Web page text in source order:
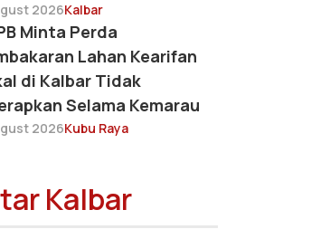
2026Kalbar
Minta Perda
Lahan Kearifan
di Kalbar Tidak
Selama Kemarau
2026Kubu Raya
Kalbar